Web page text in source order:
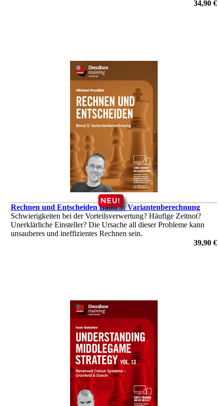
34,90 €
Rechnen und Entscheiden Band 3: Variantenberechnung
Schwierigkeiten bei der Vorteilsverwertung? Häufige Zeitnot?
Unerklärliche Einsteller? Die Ursache all dieser Probleme kann
unsauberes und ineffizientes Rechnen sein.
39,90 €